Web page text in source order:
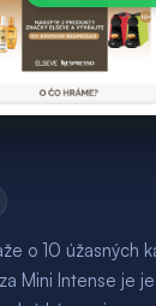
o 10 úžasných
Mini Intense je